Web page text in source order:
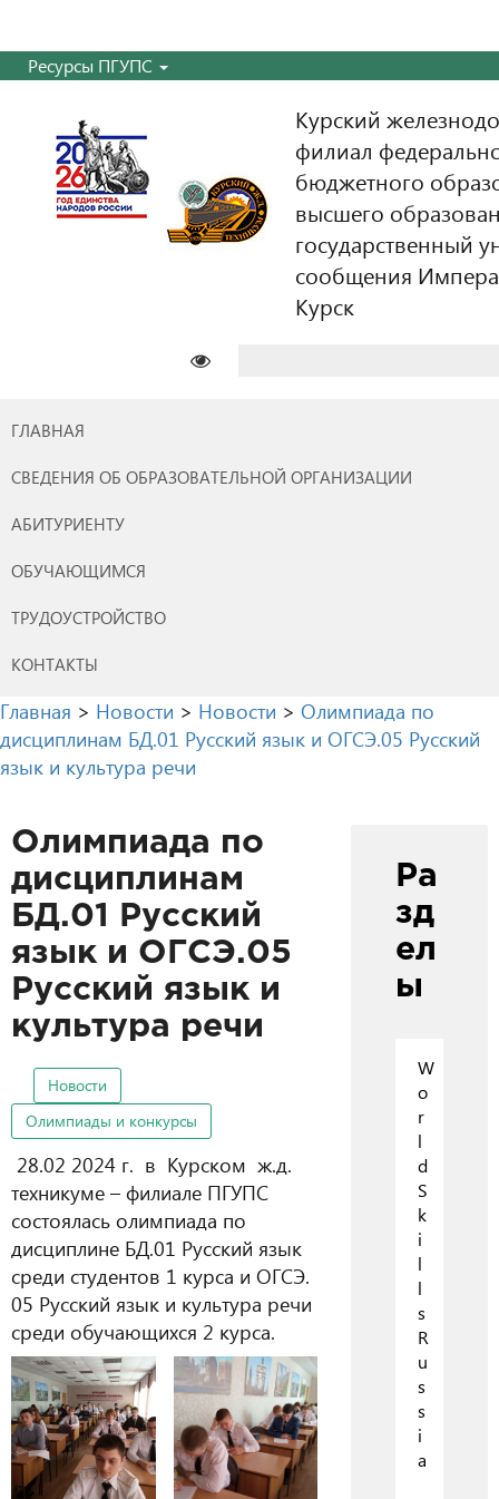
Ресурсы ПГУПС
Курский
филиал
бюджетного
высшего
государственный
сообщения
Курск
ГЛАВНАЯ
СВЕДЕНИЯ ОБ ОБРАЗОВАТЕЛЬНОЙ ОРГАНИЗАЦИИ
АБИТУРИЕНТУ
ОБУЧАЮЩИМСЯ
ТРУДОУСТРОЙСТВО
КОНТАКТЫ
Главная > Новости > Новости > Олимпиада по
дисциплинам БД.01 Русский язык и ОГСЭ.05 Русский
язык и культура речи
Олимпиада по
дисциплинам
БД.01 Русский
язык и ОГСЭ.05
Русский язык и
культура речи
Новости
Олимпиады и конкурсы
28.02 2024 г. в Курском ж.д.
техникуме – филиале ПГУПС
состоялась олимпиада по
дисциплине БД.01 Русский язык
среди студентов 1 курса и ОГСЭ.
05 Русский язык и культура речи
среди обучающихся 2 курса.
Ра
зд
ел
ы
W
o
r
l
d
S
k
i
l
l
s
R
u
s
s
i
a